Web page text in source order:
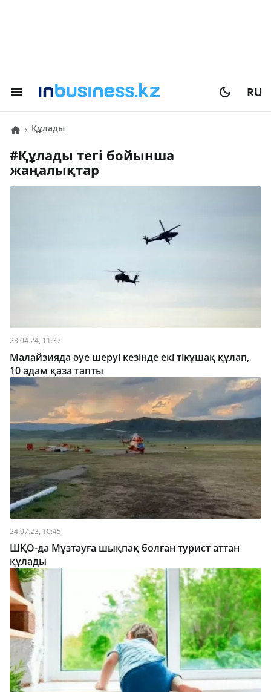
RU
құлады
# құлады тегі бойынша
жаңалықтар
23.04.24, 11:37
Малайзияда әуе шеруі кезінде екі тікұшақ құлап,
10 адам қаза тапты
24.07.23, 10:45
ШҚО-да Мұзтауға шықпақ болған турист аттан
құлады